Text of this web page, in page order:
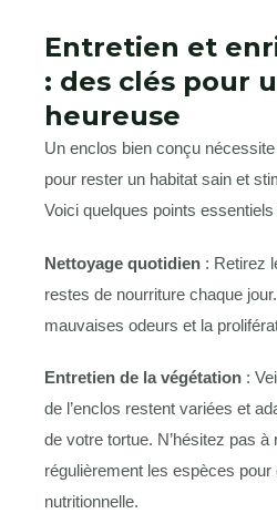
Entretien et
: des clés pour
heureuse
Un enclos bien conçu
pour rester un habitat sain et
Voici quelques points
Nettoyage quotidien : Retirez
restes de nourriture chaque
mauvaises odeurs et la
Entretien de la végétation :
de l’enclos restent variées et
de votre tortue. N’hésitez pas à
régulièrement les espèces
nutritionnelle.